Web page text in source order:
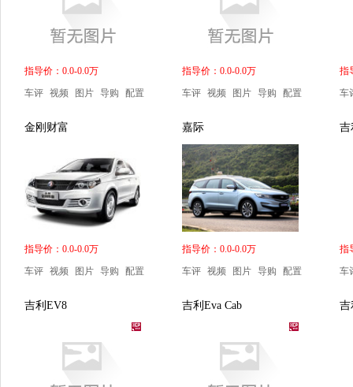
指导价：0.0-0.0万
车评 视频 图片 导购 配置
指导价：0.0-0.0万
车评 视频 图片 导购 配置
指
车
金刚财富
指导价：0.0-0.0万
车评 视频 图片 导购 配置
嘉际
指导价：0.0-0.0万
车评 视频 图片 导购 配置
吉
指
车
吉利EV8 吉利Eva Cab 吉